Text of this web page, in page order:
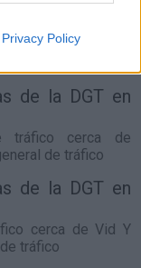
Privacy Policy
l.-40l.- 0,00€
de la DGT en
tráfico cerca de
de tráfico
de la DGT en
cerca de Vid Y
tráfico